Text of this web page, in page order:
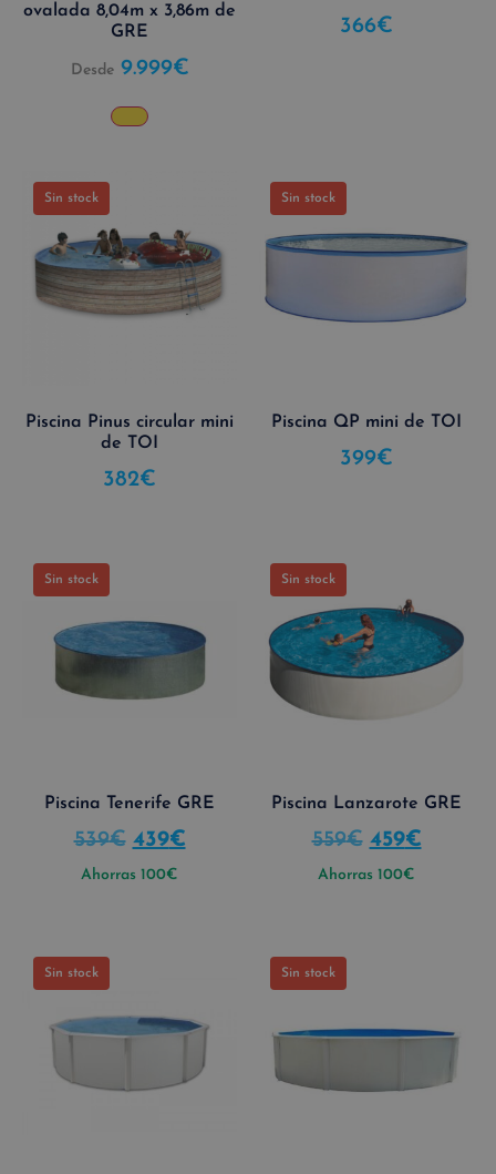
ovalada 8,04m x 3,86m de
GRE
Desde 9.999€
366€
Sin stock
Piscina Pinus circular mini
de TOI
382€
Sin stock
Piscina QP mini de TOI
399€
Sin stock
Piscina Tenerife GRE
539€ 439€
Ahorras 100€
Sin stock
Piscina Lanzarote GRE
559€ 459€
Ahorras 100€
Sin stock Sin stock